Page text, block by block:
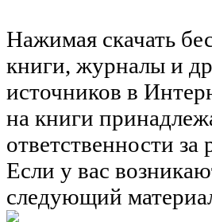
Нажимая скачать
книги, журналы и
источников в
на книги
ответственности
Если у вас
следующий